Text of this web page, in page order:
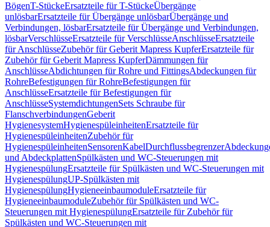
BögenT-StückeErsatzteile für T-StückeÜbergänge
unlösbarErsatzteile für Übergänge unlösbarÜbergänge und
Verbindungen, lösbarErsatzteile für Übergänge und Verbindungen,
lösbarVerschlüsseErsatzteile für VerschlüsseAnschlüsseErsatzteile
für AnschlüsseZubehör für Geberit Mapress KupferErsatzteile für
Zubehör für Geberit Mapress KupferDämmungen für
AnschlüsseAbdichtungen für Rohre und FittingsAbdeckungen für
RohreBefestigungen für RohreBefestigungen für
AnschlüsseErsatzteile für Befestigungen für
AnschlüsseSystemdichtungenSets Schraube für
FlanschverbindungenGeberit
HygienesystemHygienespüleinheitenErsatzteile für
HygienespüleinheitenZubehör für
HygienespüleinheitenSensorenKabelDurchflussbegrenzer
und AbdeckplattenSpülkästen und WC-Steuerungen mit
HygienespülungErsatzteile für Spülkästen und WC-Steuerungen mit
HygienespülungUP-Spülkästen mit
HygienespülungHygieneeinbaumoduleErsatzteile für
HygieneeinbaumoduleZubehör für Spülkästen und WC-
Steuerungen mit HygienespülungErsatzteile für Zubehör für
Spülkästen und WC-Steuerungen mit